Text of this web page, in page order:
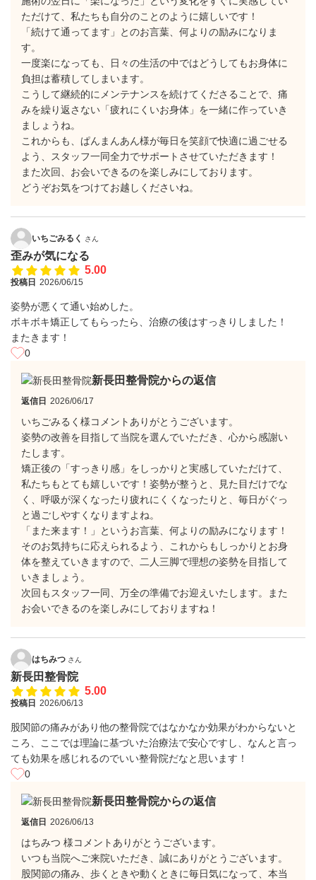
ただけて、私たちも自分のことのように嬉しいです！
​「続けて通ってます」とのお言葉、何よりの励みになりま
す。
一度楽になっても、日々の生活の中ではどうしてもお身体に
負担は蓄積してしまいます。
こうして継続的にメンテナンスを続けてくださることで、痛
みを繰り返さない「疲れにくいお身体」を一緒に作っていき
ましょうね。
​これからも、ぱんまんあん様が毎日を笑顔で快適に過ごせる
よう、スタッフ一同全力でサポートさせていただきます！
​また次回、お会いできるのを楽しみにしております。
どうぞお気をつけてお越しくださいね。
いちごみるく さん
歪みが気になる
5.00
投稿日 2026/06/15
姿勢が悪くて通い始めした。
ボキボキ矯正してもらったら、治療の後はすっきりしました！
またきます！
0
新長田整骨院からの返信
返信日 2026/06/17
いちごみるく様コメントありがとうございます。
姿勢の改善を目指して当院を選んでいただき、心から感謝い
たします。
​矯正後の「すっきり感」をしっかりと実感していただけて、
私たちもとても嬉しいです！姿勢が整うと、見た目だけでな
く、呼吸が深くなったり疲れにくくなったりと、毎日がぐっ
と過ごしやすくなりますよね。
​「また来ます！」というお言葉、何よりの励みになります！
そのお気持ちに応えられるよう、これからもしっかりとお身
体を整えていきますので、二人三脚で理想の姿勢を目指して
いきましょう。
​次回もスタッフ一同、万全の準備でお迎えいたします。また
お会いできるのを楽しみにしておりますね！
はちみつ さん
新長田整骨院
5.00
投稿日 2026/06/13
股関節の痛みがあり他の整骨院ではなかなか効果がわからないと
ころ、ここでは理論に基づいた治療法で安心ですし、なんと言っ
ても効果を感じれるのでいい整骨院だなと思います！
0
新長田整骨院からの返信
返信日 2026/06/13
はちみつ 様コメントありがとうございます。
​いつも当院へご来院いただき、誠にありがとうございます。
股関節の痛み、歩くときや動くときに毎日気になって、本当